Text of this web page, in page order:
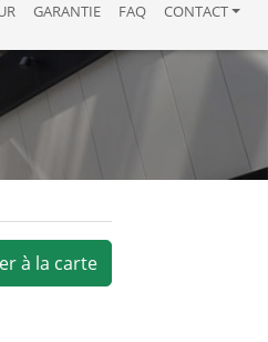
GARANTIE FAQ CONTACT
à la carte